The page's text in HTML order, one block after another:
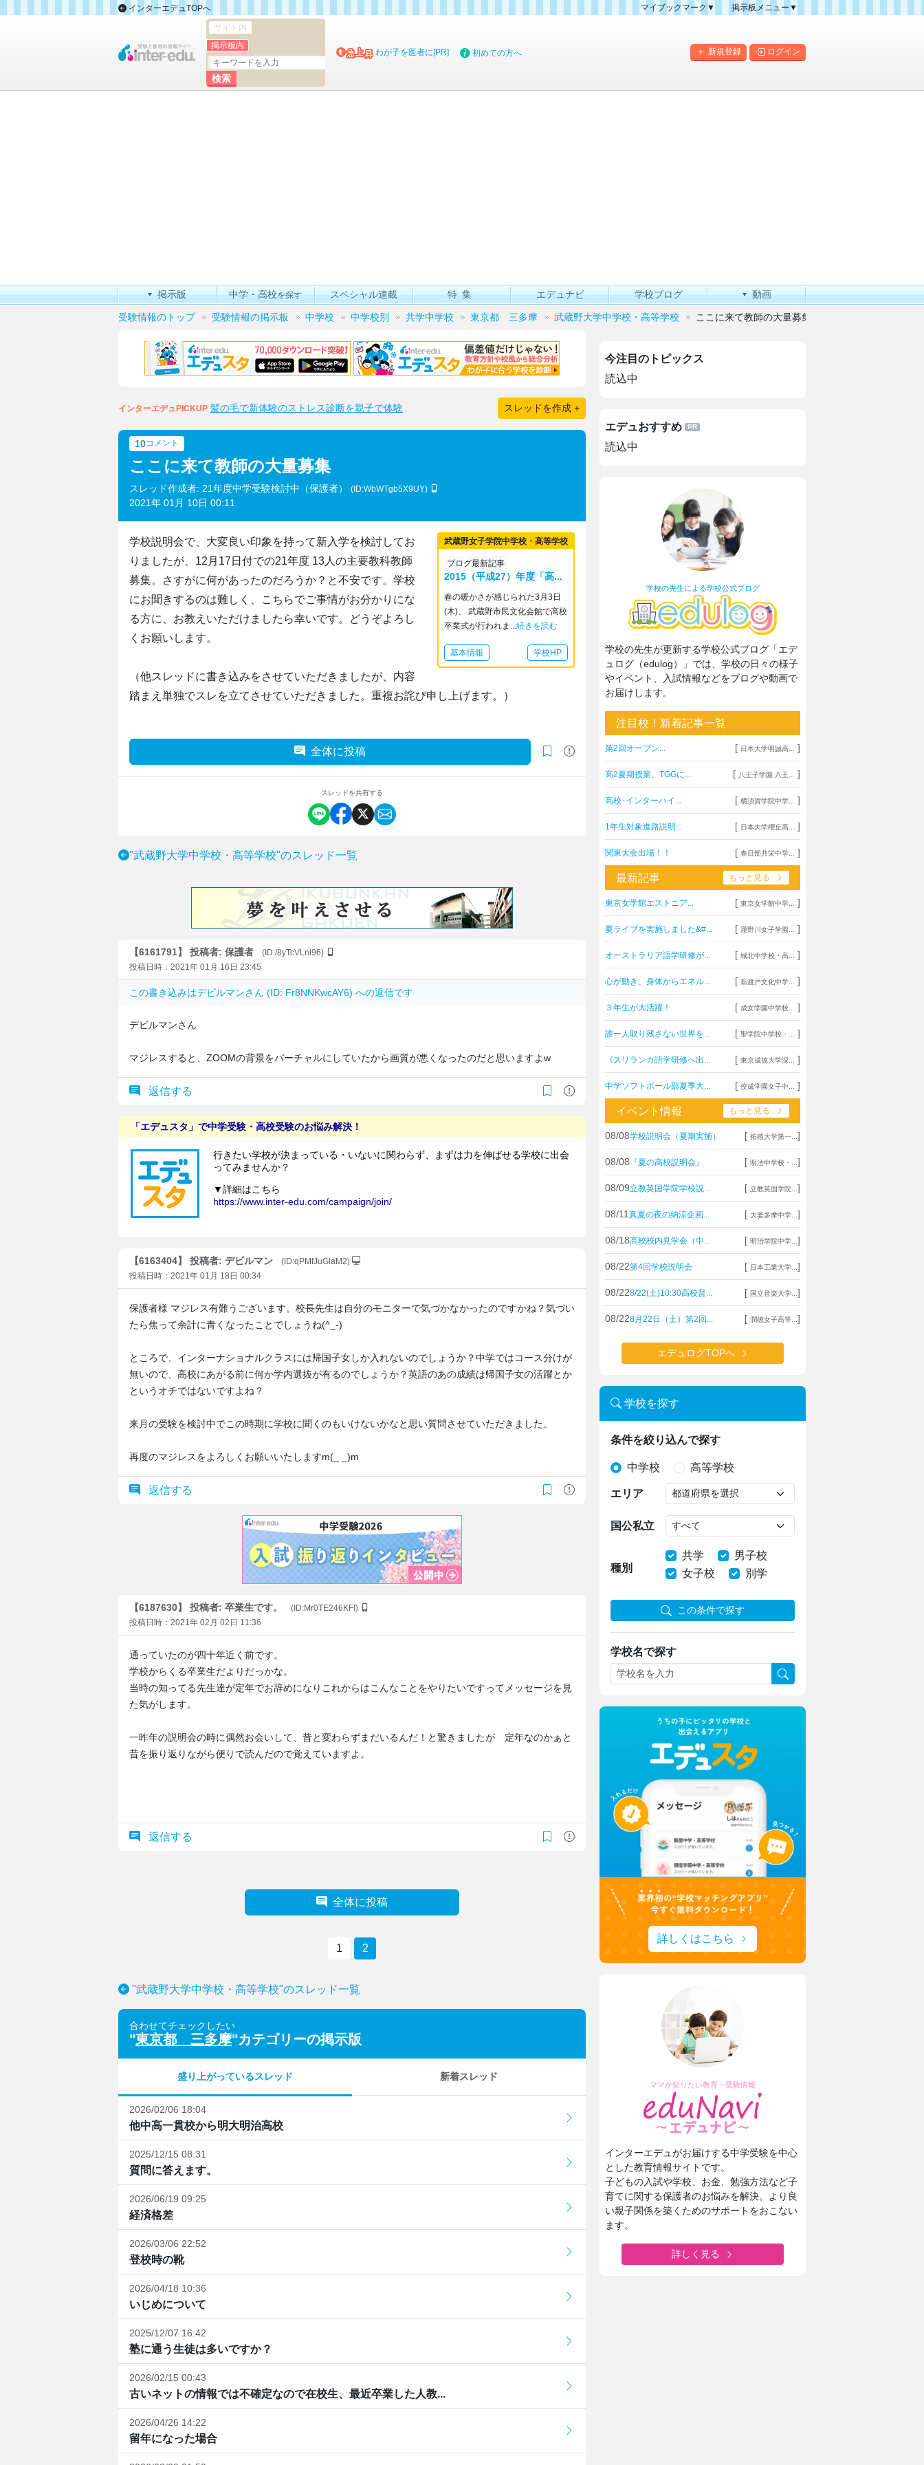
インターエデュTOPへ
マイブックマーク▼
掲示板メニュー▼
掲示板マップ
新規登録 ログイン
サイト内
掲示板内
わが子を医者に[PR] 初めての方へ
掲示版 中学・高校を探す スペシャル連載 特集 エデュナビ 学校ブログ 動画
受験情報のトップ 受験情報の掲示板 中学校 中学校別 共学中学校 東京都 三多摩 武蔵野大学中学校・高等学校 ここに来て教師の大量募集
インターエデュPICKUP 髪の毛で新体験のストレス診断を親子で体験 スレッドを作成 +
10コメント
ここに来て教師の大量募集
スレッド作成者: 21年度中学受験検討中（保護者） (ID:WbWTgb5X9UY)
2021年 01月 10日 00:11
武蔵野女子学院中学校・高等学校
ブログ最新記事
2015（平成27）年度「高...
春の暖かさが感じられた3月3日
(木)、 武蔵野市民文化会館で高校
卒業式が行われま...続きを読む
基本情報 学校HP
学校説明会で、大変良い印象を持って新入学を検討してお
りましたが、12月17日付での21年度 13人の主要教科教師
募集。さすがに何があったのだろうか？と不安です。学校
にお聞きするのは難しく、こちらでご事情がお分かりにな
る方に、お教えいただけましたら幸いです。どうぞよろし
くお願いします。
（他スレッドに書き込みをさせていただきましたが、内容
踏まえ単独でスレを立てさせていただきました。重複お詫び申し上げます。）
全体に投稿
スレッドを共有する
"武蔵野大学中学校・高等学校"のスレッド一覧
【6161791】 投稿者: 保護者
(ID:/8yTcVLnl96)
投稿日時：2021年 01月 16日 23:45
この書き込みはデビルマンさん (ID: Fr8NNKwcAY6) への返信です
デビルマンさん
マジレスすると、ZOOMの背景をバーチャルにしていたから画質が悪くなったのだと思いますよw
返信する
【6163404】 投稿者: デビルマン
(ID:qPMfJuGlaM2)
投稿日時：2021年 01月 18日 00:34
保護者様 マジレス有難うございます。校長先生は自分のモニターで気づかなかったのですかね？気づい
たら焦って余計に青くなったことでしょうね(^_-)
ところで、インターナショナルクラスには帰国子女しか入れないのでしょうか？中学ではコース分けが
無いので、高校にあがる前に何か学内選抜が有るのでしょうか？英語のあの成績は帰国子女の活躍とか
というオチではないですよね？
来月の受験を検討中でこの時期に学校に聞くのもいけないかなと思い質問させていただきました。
再度のマジレスをよろしくお願いいたしますm(_ _)m
返信する
【6187630】 投稿者: 卒業生です。
(ID:Mr0TE246KFI)
投稿日時：2021年 02月 02日 11:36
通っていたのが四十年近く前です。
学校からくる卒業生だよりだっかな。
当時の知ってる先生達が定年でお辞めになりこれからはこんなことをやりたいですってメッセージを見
た気がします。
一昨年の説明会の時に偶然お会いして、昔と変わらずまだいるんだ！と驚きましたが 定年なのかぁと
昔を振り返りながら便りで読んだので覚えていますよ。
返信する
全体に投稿
1 2
"武蔵野大学中学校・高等学校"のスレッド一覧
合わせてチェックしたい
"東京都 三多摩"カテゴリーの掲示版
盛り上がっているスレッド 新着スレッド
2026/02/06 18:04
他中高一貫校から明大明治高校
2025/12/15 08:31
質問に答えます。
2026/06/19 09:25
経済格差
2026/03/06 22:52
登校時の靴
2026/04/18 10:36
いじめについて
2025/12/07 16:42
塾に通う生徒は多いですか？
2026/02/15 00:43
古いネットの情報では不確定なので在校生、最近卒業した人教...
2026/04/26 14:22
留年になった場合
今注目のトピックス
読込中
エデュおすすめ
読込中
学校の先生による学校公式ブログ
学校の先生が更新する学校公式ブログ「エデ
ュログ（edulog）」では、学校の日々の様子
やイベント、入試情報などをブログや動画で
お届けします。
注目校！新着記事一覧
第2回オープン... [ 日本大学明誠高... ]
高2夏期授業、TGGに... [ 八王子学園 八王... ]
高校･インターハイ... [ 横須賀学院中学... ]
1年生対象進路説明... [ 日本大学櫻丘高... ]
関東大会出場！！ [ 春日部共栄中学... ]
最新記事 もっと見る
東京女学館エストニア... [ 東京女学館中学... ]
夏ライブを実施しました&#... [ 瀧野川女子学園... ]
オーストラリア語学研修が... [ 城北中学校・高... ]
心が動き、身体からエネル... [ 新渡戸文化中学... ]
３年生が大活躍！ [ 成女学園中学校... ]
誰一人取り残さない世界を... [ 聖学院中学校・... ]
《スリランカ語学研修へ出... [ 東京成徳大学深... ]
中学ソフトボール部夏季大... [ 佼成学園女子中... ]
イベント情報 もっと見る
08/08学校説明会（夏期実施） [ 拓殖大学第一... ]
08/08 『夏の高校説明会』 [ 明法中学校・... ]
08/09立教英国学院学校説... [ 立教英国学院... ]
08/11 真夏の夜の納涼企画... [ 大妻多摩中学... ]
08/18高校校内見学会（中... [ 明治学院中学... ]
08/22第4回学校説明会 [ 日本工業大学... ]
08/228/22(土)10:30高校普... [ 国立音楽大学... ]
08/228月22日（土）第2回... [ 潤徳女子高等... ]
エデュログTOPへ
学校を探す
条件を絞り込んで探す
中学校 高等学校
エリア
国公私立
種別
共学
男子校
女子校
別学
この条件で探す
学校名で探す
詳しくはこちら
ママが知りたい教育・受験情報
インターエデュがお届けする中学受験を中心
とした教育情報サイトです。
子どもの入試や学校、お金、勉強方法など子
育てに関する保護者のお悩みを解決。より良
い親子関係を築くためのサポートをおこない
ます。
詳しく見る